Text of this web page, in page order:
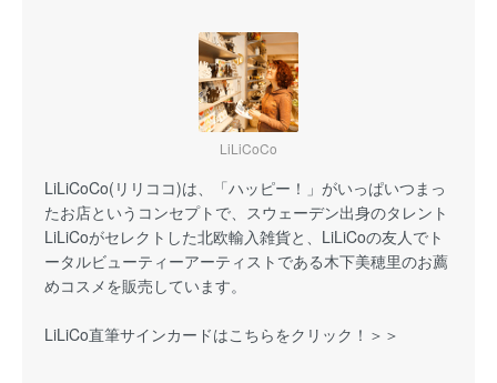
LiLiCoCo
LiLiCoCo(リリココ)は、「ハッピー！」がいっぱいつまっ
たお店というコンセプトで、スウェーデン出身のタレント
LiLiCoがセレクトした北欧輸入雑貨と、LiLiCoの友人でト
ータルビューティーアーティストである木下美穂里のお薦
めコスメを販売しています。
LiLiCo直筆サインカードはこちらをクリック！＞＞